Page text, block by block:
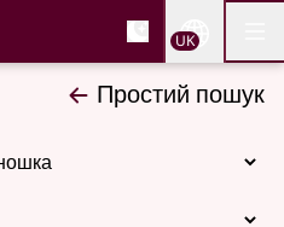
вмісту
букмола та
UK
Простий пошук